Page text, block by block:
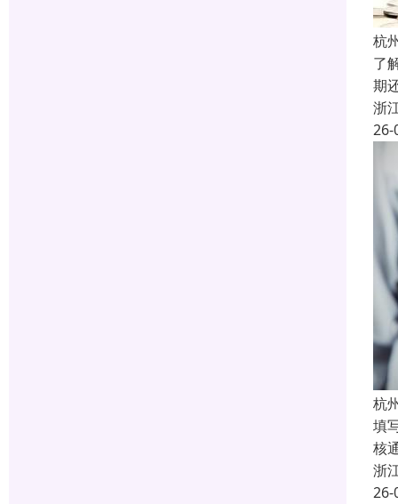
杭
了
期
浙
26-
杭
填
核
浙
26-